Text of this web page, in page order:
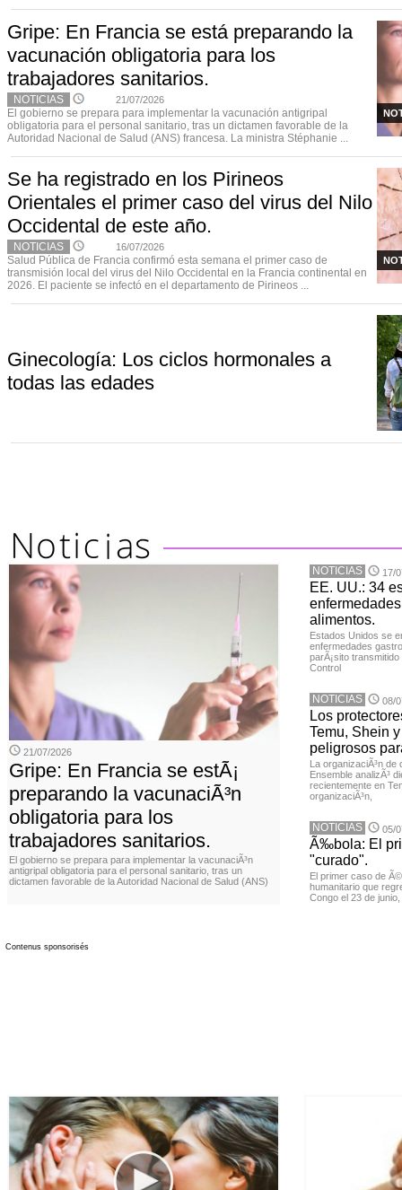
Gripe: En Francia se está preparando la
vacunación obligatoria para los
trabajadores sanitarios.
NOTICIAS 21/07/2026
El gobierno se prepara para implementar la vacunación antigripal
obligatoria para el personal sanitario, tras un dictamen favorable de la
Autoridad Nacional de Salud (ANS) francesa. La ministra Stéphanie ...
Se ha registrado en los Pirineos
Orientales el primer caso del virus del Nilo
Occidental de este año.
NOTICIAS 16/07/2026
Salud Pública de Francia confirmó esta semana el primer caso de
transmisión local del virus del Nilo Occidental en la Francia continental en
2026. El paciente se infectó en el departamento de Pirineos ...
Ginecología: Los ciclos hormonales a
todas las edades
21/07/2026
Gripe: En Francia se estÃ¡
preparando la vacunaciÃ³n
obligatoria para los
trabajadores sanitarios.
El gobierno se prepara para implementar la vacunaciÃ³n
antigripal obligatoria para el personal sanitario, tras un
dictamen favorable de la Autoridad Nacional de Salud (ANS)
NOTICIAS 17/
EE. UU.: 34
alimentos.
Estados Unidos se
enfermedades
parÃ¡sito
Control
NOTICIAS 08/
Los
Temu, Shein
peligrosos
La organizaciÃ³n
Ensemble analizÃ³
recientemente en
organizaciÃ³n,
NOTICIAS 05/
Ã‰bola: El
"curado".
El primer caso de
humanitario que
Congo el 23 de
Contenus sponsorisés